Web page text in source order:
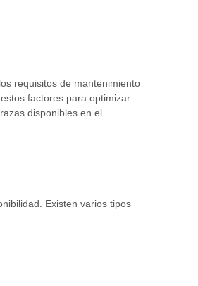
requisitos de mantenimiento
factores para optimizar
disponibles en el
Existen varios tipos